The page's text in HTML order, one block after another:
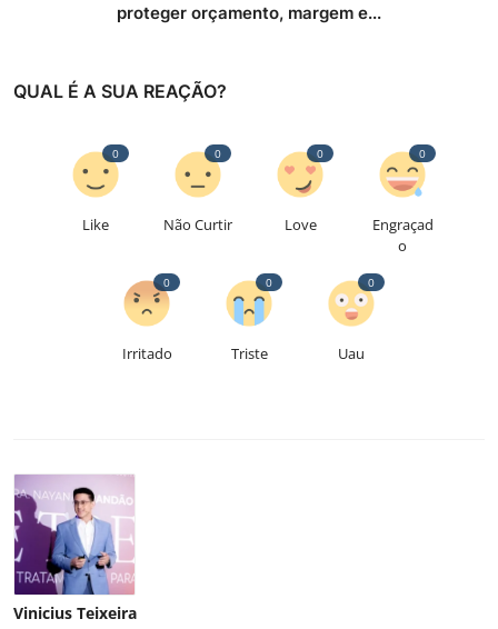
proteger orçamento, margem e...
QUAL É A SUA REAÇÃO?
Like
0
Não Curtir
0
Love
0
Engraçad
o
0
Irritado
0
Triste
0
Uau
0
Vinicius Teixeira